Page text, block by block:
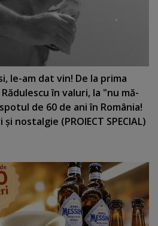
le-am dat vin! De la prima
în valuri, la "nu mă-
de 60 de ani în România!
nostalgie (PROIECT SPECIAL)